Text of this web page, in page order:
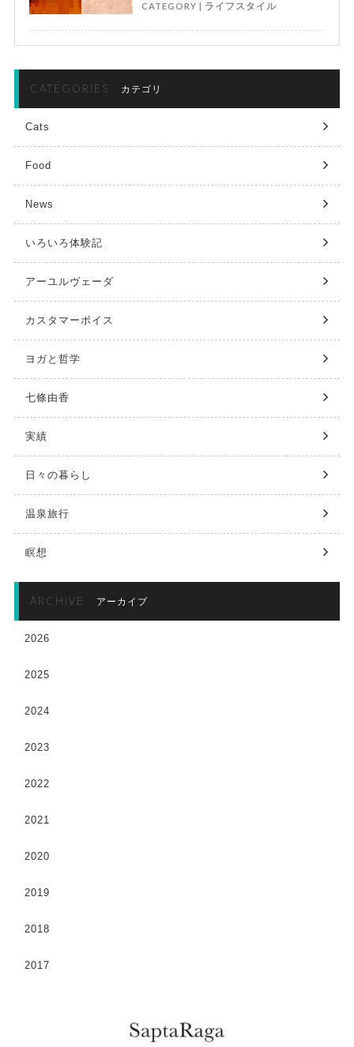
CATEGORY | ライフスタイル
CATEGORIES カテゴリ
Cats
Food
News
いろいろ体験記
アーユルヴェーダ
カスタマーボイス
ヨガと哲学
七條由香
実績
日々の暮らし
温泉旅行
瞑想
ARCHIVE アーカイブ
2026
2025
2024
2023
2022
2021
2020
2019
2018
2017